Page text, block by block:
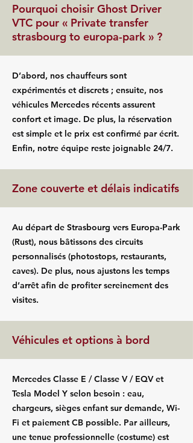
Pourquoi choisir Ghost Driver
VTC pour « Private transfer
strasbourg to europa-park » ?
D’abord, nos chauffeurs sont
expérimentés et discrets ; ensuite, nos
véhicules Mercedes récents assurent
confort et image. De plus, la réservation
est simple et le prix est confirmé par écrit.
Enfin, notre équipe reste joignable 24/7.
Zone couverte et délais indicatifs
Au départ de Strasbourg vers Europa-Park
(Rust), nous bâtissons des circuits
personnalisés (photostops, restaurants,
caves). De plus, nous ajustons les temps
d’arrêt afin de profiter sereinement des
visites.
Véhicules et options à bord
Mercedes Classe E / Classe V / EQV et
Tesla Model Y selon besoin : eau,
chargeurs, sièges enfant sur demande, Wi-
Fi et paiement CB possible. Par ailleurs,
une tenue professionnelle (costume) est